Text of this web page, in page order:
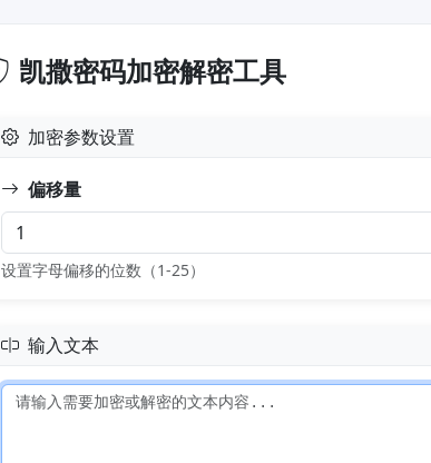
凯撒密码加密解密工具
加密参数设置
偏移量
设置字母偏移的位数（1-25）
输入文本